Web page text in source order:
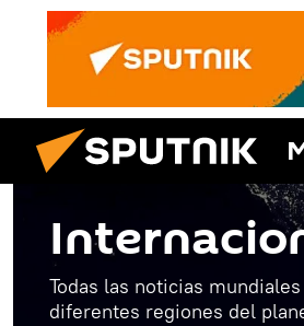
Todas las noticias
diferentes regiones del